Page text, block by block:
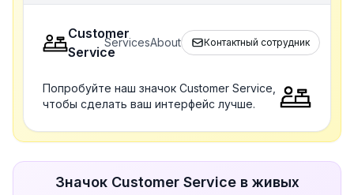
Customer
Service
ServicesAbout Контактный сотрудник
Попробуйте наш значок Customer Service,
чтобы сделать ваш интерфейс лучше.
Значок Customer Service в живых